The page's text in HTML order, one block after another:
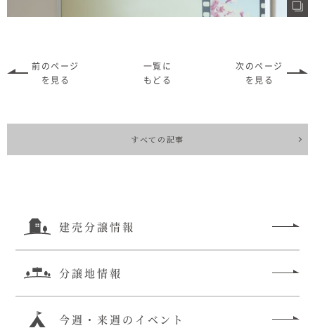
前のページ
を見る
一覧に
もどる
次のページ
を見る
すべての記事
建売分譲情報
分譲地情報
今週・来週のイベント